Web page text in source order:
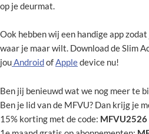
op je deurmat.
Ook hebben wij een handige app
waar je maar wilt. Download de Slim
jouAndroidofAppledevice nu!
Ben jij benieuwd wat we nog meer te
Ben je lid van de MFVU? Dan krijg je
15% korting met de code: MFVU2526